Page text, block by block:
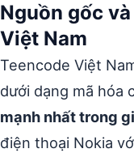
Nguồn gốc
Việt Nam
Teencode Việt
dưới dạng mã hóa
mạnh nhất trong
điện thoại Nokia